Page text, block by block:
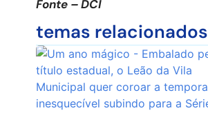
Fonte – DCI
temas relacionados